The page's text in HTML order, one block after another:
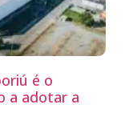
é o
a adotar a